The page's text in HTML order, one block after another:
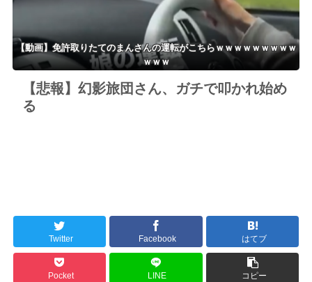
【動画】免許取りたてのまんさんの運転がこちらｗｗｗｗｗｗｗｗｗ
ｗｗｗ
【悲報】幻影旅団さん、ガチで叩かれ始め
る
Twitter Facebook はてブ
Pocket LINE コピー